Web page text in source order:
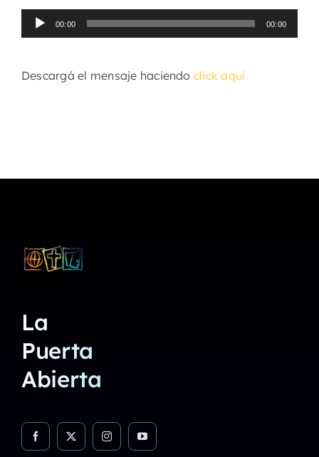
Reproductor
de
00:00 00:00
Descargá el mensaje haciendo click aquí
La
Puerta
Abierta